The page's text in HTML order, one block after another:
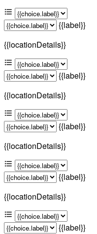
{{label}}
{{locationDetails}}
{{label}}
{{locationDetails}}
{{label}}
{{locationDetails}}
{{label}}
{{locationDetails}}
{{label}}